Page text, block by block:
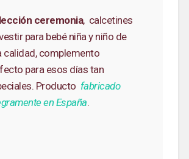
ceremonia, calcetines
para bebé niña y niño de
calidad, complemento
para esos días tan
Producto fabricado
en España.